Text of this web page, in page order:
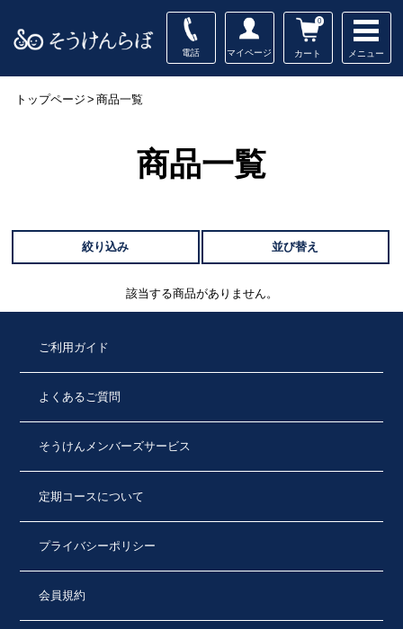
電話 マイページ カート
0
メニュー
トップページ > 商品一覧
商品一覧
絞り込み 並び替え
該当する商品がありません。
ご利用ガイド
よくあるご質問
そうけんメンバーズサービス
定期コースについて
プライバシーポリシー
会員規約